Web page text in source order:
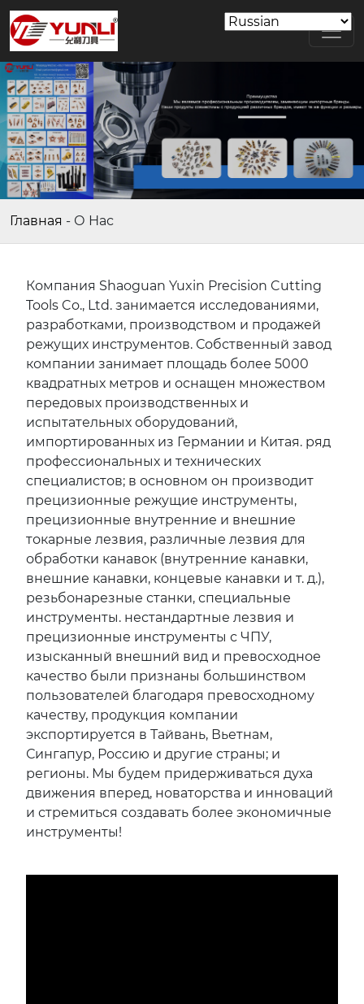
Главная - О Нас
Компания Shaoguan Yuxin Precision Cutting
Tools Co., Ltd. занимается исследованиями,
разработками, производством и продажей
режущих инструментов. Собственный завод
компании занимает площадь более 5000
квадратных метров и оснащен множеством
передовых производственных и
испытательных оборудований,
импортированных из Германии и Китая. ряд
профессиональных и технических
специалистов; в основном он производит
прецизионные режущие инструменты,
прецизионные внутренние и внешние
токарные лезвия, различные лезвия для
обработки канавок (внутренние канавки,
внешние канавки, концевые канавки и т. д.),
резьбонарезные станки, специальные
инструменты. нестандартные лезвия и
прецизионные инструменты с ЧПУ,
изысканный внешний вид и превосходное
качество были признаны большинством
пользователей благодаря превосходному
качеству, продукция компании
экспортируется в Тайвань, Вьетнам,
Сингапур, Россию и другие страны; и
регионы. Мы будем придерживаться духа
движения вперед, новаторства и инноваций
и стремиться создавать более экономичные
инструменты!